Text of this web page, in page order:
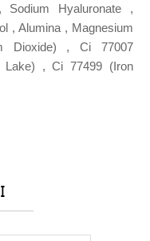
Sodium Hyaluronate ,
, Alumina , Magnesium
Dioxide) , Ci 77007
Lake) , Ci 77499 (Iron